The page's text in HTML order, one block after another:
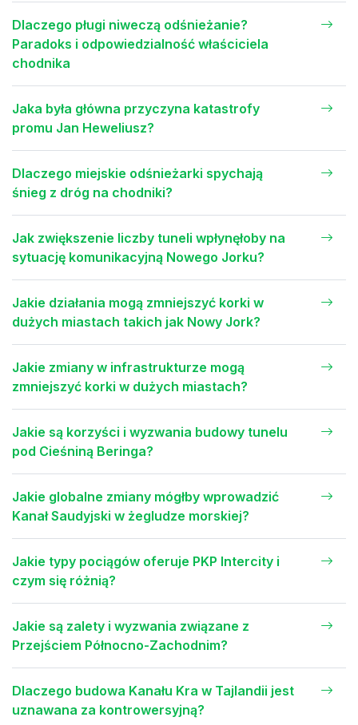
Dlaczego pługi niweczą odśnieżanie?
Paradoks i odpowiedzialność właściciela
chodnika
Jaka była główna przyczyna katastrofy
promu Jan Heweliusz?
Dlaczego miejskie odśnieżarki spychają
śnieg z dróg na chodniki?
Jak zwiększenie liczby tuneli wpłynęłoby na
sytuację komunikacyjną Nowego Jorku?
Jakie działania mogą zmniejszyć korki w
dużych miastach takich jak Nowy Jork?
Jakie zmiany w infrastrukturze mogą
zmniejszyć korki w dużych miastach?
Jakie są korzyści i wyzwania budowy tunelu
pod Cieśniną Beringa?
Jakie globalne zmiany mógłby wprowadzić
Kanał Saudyjski w żegludze morskiej?
Jakie typy pociągów oferuje PKP Intercity i
czym się różnią?
Jakie są zalety i wyzwania związane z
Przejściem Północno-Zachodnim?
Dlaczego budowa Kanału Kra w Tajlandii jest
uznawana za kontrowersyjną?